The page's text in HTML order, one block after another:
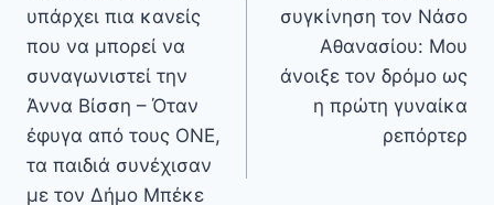
υπάρχει πια κανείς
που να μπορεί να
συναγωνιστεί την
Άννα Βίσση – Όταν
έφυγα από τους ΟΝΕ,
τα παιδιά συνέχισαν
με τον Δήμο Μπέκε
συγκίνηση τον Νάσο
Αθανασίου: Μου
άνοιξε τον δρόμο ως
η πρώτη γυναίκα
ρεπόρτερ